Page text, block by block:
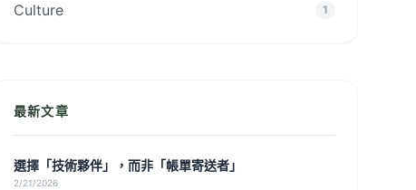
Culture 1
最新文章
選擇「技術夥伴」，而非「帳單寄送者」
2/21/2026